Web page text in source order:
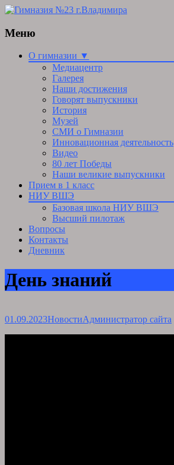
Меню
Skip
О гимназии ▼
Медиацентр
Галерея
Наши достижения
Говорят выпускники
История
Музей
СМИ о Гимназии
Инновационная деятельность
Видео
80 лет Победы
Наши великие выпускники
Прием в 1 класс
НИУ ВШЭ
Базовая школа НИУ ВШЭ
Высший пилотаж
Вопросы
Контакты
Дневник
День знаний
01.09.2023НовостиАдминистратор сайта